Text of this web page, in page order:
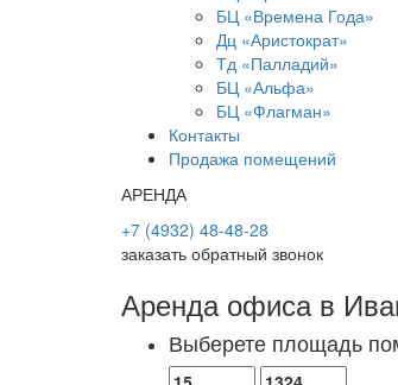
БЦ «Времена Года»
Дц «Аристократ»
Тд «Палладий»
БЦ «Альфа»
БЦ «Флагман»
Контакты
Продажа помещений
АРЕНДА
+7 (4932) 48-48-28
заказать обратный звонок
Аренда офиса в
Выберете площадь